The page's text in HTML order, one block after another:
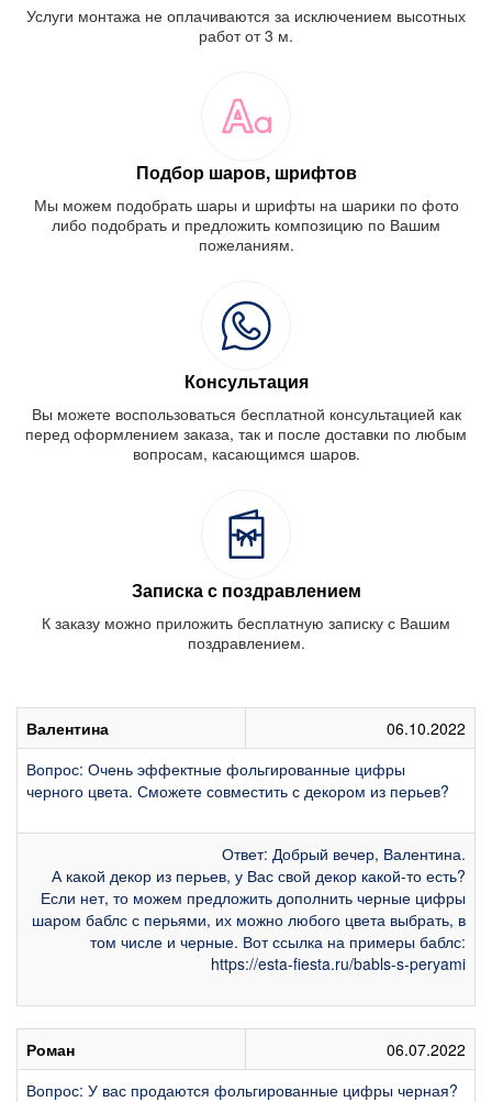
Услуги монтажа не оплачиваются за исключением высотных
работ от 3 м.
Подбор шаров, шрифтов
Мы можем подобрать шары и шрифты на шарики по фото
либо подобрать и предложить композицию по Вашим
пожеланиям.
Консультация
Вы можете воспользоваться бесплатной консультацией как
перед оформлением заказа, так и после доставки по любым
вопросам, касающимся шаров.
Записка с поздравлением
К заказу можно приложить бесплатную записку с Вашим
поздравлением.
Валентина
06.10.2022
Вопрос: Очень эффектные фольгированные цифры
черного цвета. Сможете совместить с декором из перьев?
Ответ: Добрый вечер, Валентина.
А какой декор из перьев, у Вас свой декор какой-то есть?
Если нет, то можем предложить дополнить черные цифры
шаром баблс с перьями, их можно любого цвета выбрать, в
том числе и черные. Вот ссылка на примеры баблс:
https://esta-fiesta.ru/babls-s-peryami
Роман
06.07.2022
Вопрос: У вас продаются фольгированные цифры черная?